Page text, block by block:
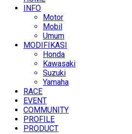
INFO
Motor
Mobil
Umum
MODIFIKASI
Honda
Kawasaki
Suzuki
Yamaha
RACE
EVENT
COMMUNITY
PROFILE
PRODUCT